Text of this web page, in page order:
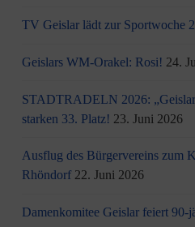
TV Geislar lädt zur Sportwoche
Geislars WM-Orakel: Rosi! 24.
STADTRADELN 2026: „Geislar
starken 33. Platz! 23. Juni 2026
Ausflug des Bürgervereins zum
Rhöndorf 22. Juni 2026
Damenkomitee Geislar feiert 90-